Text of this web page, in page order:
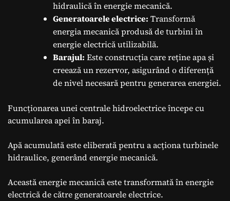
hidraulică în energie mecanică.
Generatoarele electrice: Transformă
energia mecanică produsă de turbini în
energie electrică utilizabilă.
Barajul: Este construcția care reține apa și
creează un rezervor, asigurând o diferență
de nivel necesară pentru generarea energiei.
Funcționarea unei centrale hidroelectrice începe cu
acumularea apei în baraj.
Apă acumulată este eliberată pentru a acționa turbinele
hidraulice, generând energie mecanică.
Această energie mecanică este transformată în energie
electrică de către generatoarele electrice.